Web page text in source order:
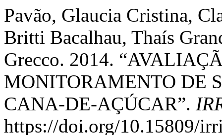
Pavão, Glaucia Cristina,
Britti Bacalhau, Thaís
Grecco. 2014.
MONITORAMENTO DE
CANA-DE-AÇÚCAR”.
https://doi.org/10.15809/